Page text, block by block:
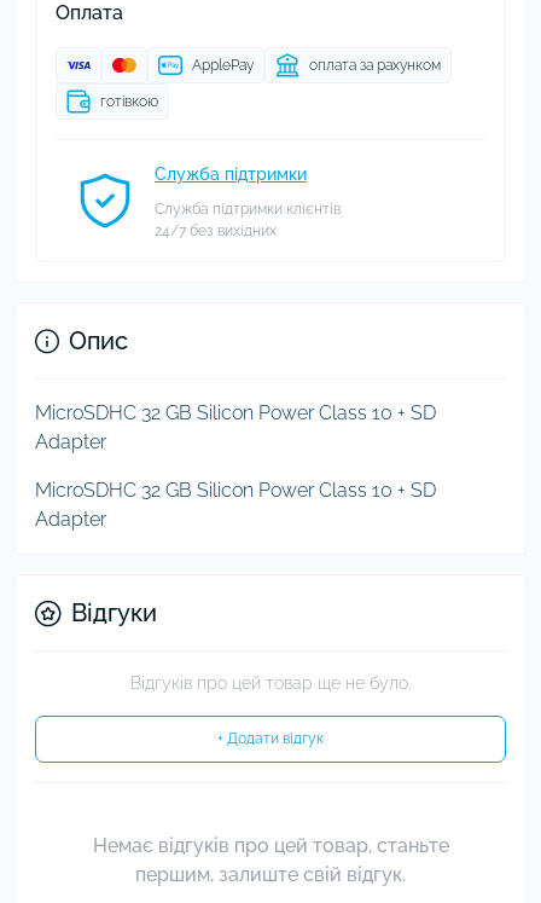
Оплата
ApplePay оплата за рахунком
готівкою
Служба підтримки
Служба підтримки клієнтів
24/7 без вихідних
Опис
MicroSDHC 32 GB Silicon Power Class 10 + SD
Adapter
MicroSDHC 32 GB Silicon Power Class 10 + SD
Adapter
Відгуки
Відгуків про цей товар ще не було.
+ Додати відгук
Немає відгуків про цей товар, станьте
першим, залиште свій відгук.